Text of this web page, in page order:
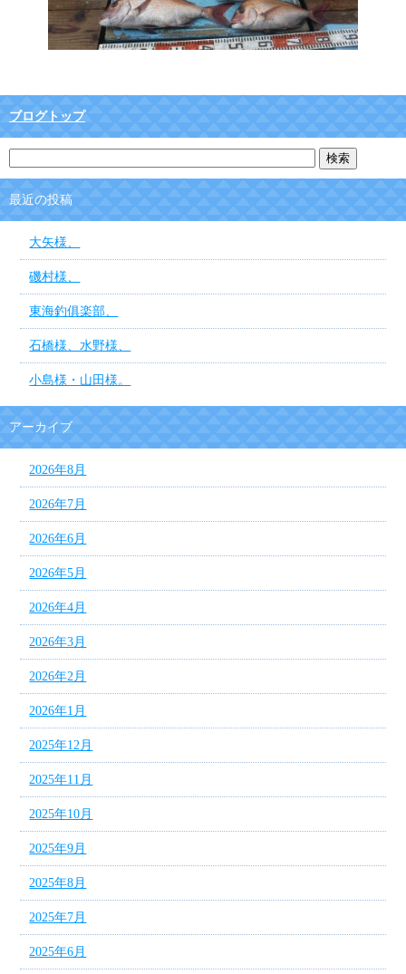
ブログトップ
最近の投稿
大矢様、
磯村様、
東海釣俱楽部、
石橋様、水野様、
小島様・山田様。
アーカイブ
2026年8月
2026年7月
2026年6月
2026年5月
2026年4月
2026年3月
2026年2月
2026年1月
2025年12月
2025年11月
2025年10月
2025年9月
2025年8月
2025年7月
2025年6月